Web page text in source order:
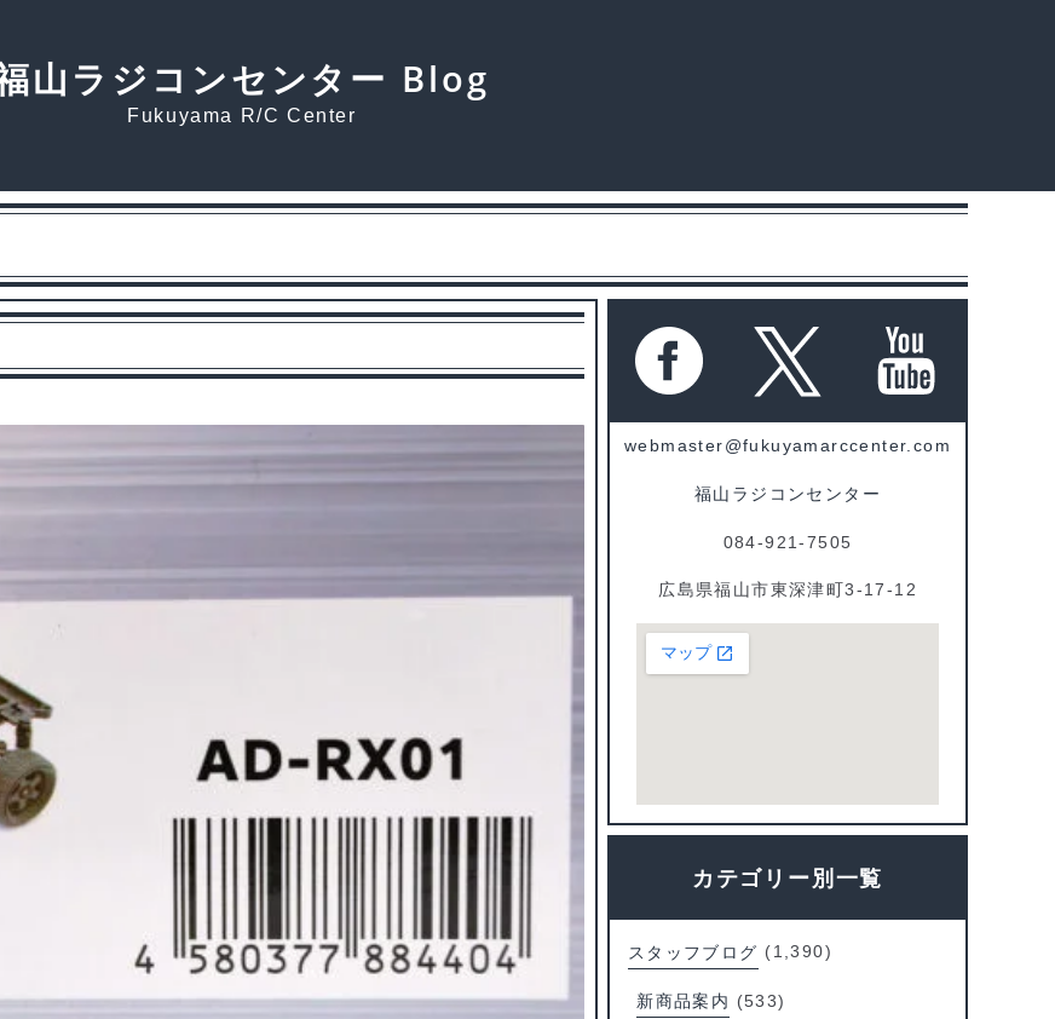
山ラジコンセンター Blog
Fukuyama R/C Center
webmaster@fukuyamarccenter.com
福山ラジコンセンター
084-921-7505
広島県福山市東深津町3-17-12
カテゴリー別一覧
スタッフブログ (1,390)
新商品案内 (533)